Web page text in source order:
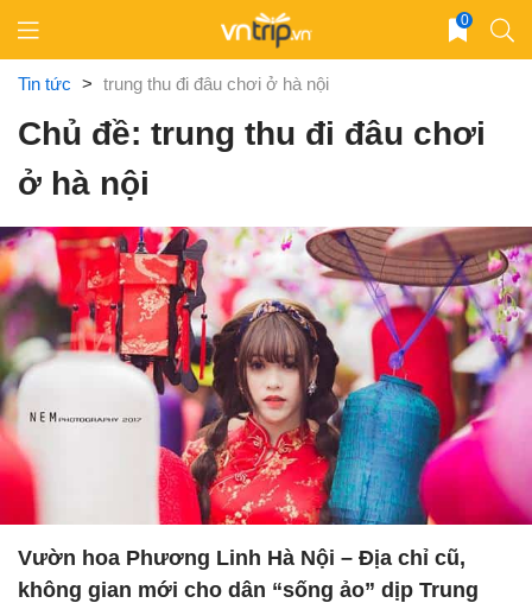
content
0
Tin tức > trung thu đi đâu chơi ở hà nội
Chủ đề: trung thu đi đâu chơi
ở hà nội
Vườn hoa Phương Linh Hà Nội – Địa chỉ cũ,
không gian mới cho dân “sống ảo” dịp Trung